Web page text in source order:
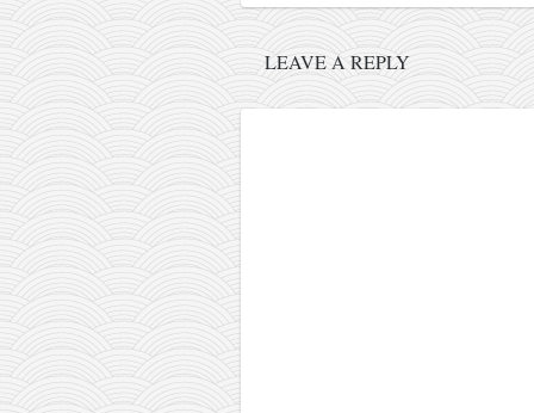
članarina
kontakt
besplatna e-knjiga
termini treninga
moja priča
moja priča
fotke
kontakt
LEAVE A REPLY